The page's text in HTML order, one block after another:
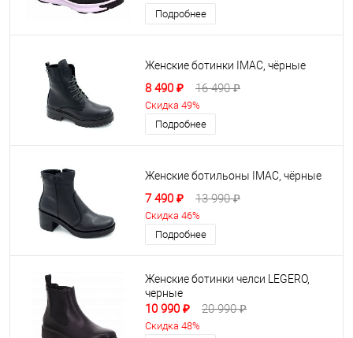
Подробнее
Женские ботинки IMAC, чёрные
8 490 ₽ 16 490 ₽
Скидка 49%
Подробнее
Женские ботильоны IMAC, чёрные
7 490 ₽ 13 990 ₽
Скидка 46%
Подробнее
Женские ботинки челси LEGERO,
черные
10 990 ₽ 20 990 ₽
Скидка 48%